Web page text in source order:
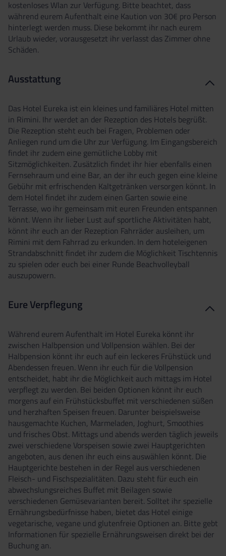
kostenloses Wlan zur Verfügung. Bitte beachtet, dass
während eurem Aufenthalt eine Kaution von 30€ pro Person
hinterlegt werden muss. Diese bekommt ihr nach eurem
Urlaub wieder, vorausgesetzt ihr verlasst das Zimmer ohne
Schäden.
Ausstattung
Das Hotel Eureka ist ein kleines und familiäres Hotel mitten
in Rimini. Ihr werdet an der Rezeption des Hotels begrüßt.
Die Rezeption steht euch bei Fragen, Problemen oder
Anliegen rund um die Uhr zur Verfügung. Im Eingangsbereich
findet ihr zudem eine gemütliche Lobby mit
Sitzmöglichkeiten. Zusätzlich findet ihr hier ebenfalls einen
Fernsehraum und eine Bar, an der ihr euch gegen eine kleine
Gebühr mit erfrischenden Kaltgetränken versorgen könnt. In
dem Hotel findet ihr zudem einen Garten sowie eine
Terrasse, wo ihr gemeinsam mit euren Freunden entspannen
könnt. Wenn ihr lieber Lust auf sportliche Aktivitäten habt,
könnt ihr euch an der Rezeption Fahrräder ausleihen, um
Rimini mit dem Fahrrad zu erkunden. In dem hoteleigenen
Strandabschnitt findet ihr zudem die Möglichkeit Tischtennis
zu spielen oder euch bei einer Runde Beachvolleyball
auszupowern.
Eure Verpflegung
Während eurem Aufenthalt im Hotel Eureka könnt ihr
zwischen Halbpension und Vollpension wählen. Bei der
Halbpension könnt ihr euch auf ein leckeres Frühstück und
Abendessen freuen. Wenn ihr euch für die Vollpension
entscheidet, habt ihr die Möglichkeit auch mittags im Hotel
verpflegt zu werden. Bei beiden Optionen könnt ihr euch
morgens auf ein Frühstücksbuffet mit verschiedenen süßen
und herzhaften Speisen freuen. Darunter beispielsweise
hausgemachte Kuchen, Marmeladen, Joghurt, Smoothies
und frisches Obst. Mittags und abends werden täglich jeweils
zwei verschiedene Vorspeisen sowie zwei Hauptgerichten
angeboten, aus denen ihr euch eins auswählen könnt. Die
Hauptgerichte bestehen in der Regel aus verschiedenen
Fleisch- und Fischspezialitäten. Dazu steht für euch ein
abwechslungsreiches Buffet mit Beilagen sowie
verschiedenen Gemüsevarianten bereit. Solltet ihr spezielle
Ernährungsbedürfnisse haben, bietet das Hotel einige
vegetarische, vegane und glutenfreie Optionen an. Bitte gebt
Informationen für spezielle Ernährungsweisen direkt bei der
Buchung an.